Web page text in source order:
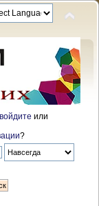
войдите или
?